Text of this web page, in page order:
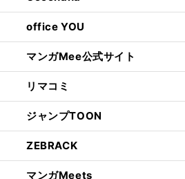
office YOU
マンガMee公式サイト
リマコミ
ジャンプTOON
ZEBRACK
マンガMeets